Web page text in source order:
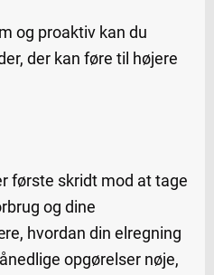
og proaktiv kan du
der kan føre til højere
første skridt mod at tage
og dine
hvordan din elregning
opgørelser nøje,